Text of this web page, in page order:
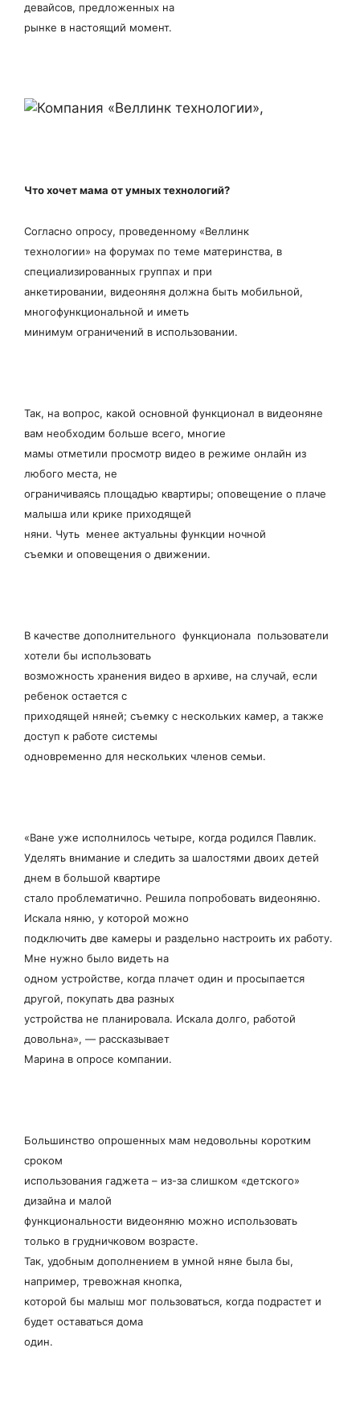
девайсов, предложенных на
рынке в настоящий момент.
Что хочет мама от умных технологий?
Согласно опросу, проведенному «Веллинк
технологии» на форумах по теме материнства, в
специализированных группах и при
анкетировании, видеоняня должна быть мобильной,
многофункциональной и иметь
минимум ограничений в использовании.
Так, на вопрос, какой основной функционал в видеоняне
вам необходим больше всего, многие
мамы отметили просмотр видео в режиме онлайн из
любого места, не
ограничиваясь площадью квартиры; оповещение о плаче
малыша или крике приходящей
няни. Чуть менее актуальны функции ночной
съемки и оповещения о движении.
В качестве дополнительного функционала пользователи
хотели бы использовать
возможность хранения видео в архиве, на случай, если
ребенок остается с
приходящей няней; съемку с нескольких камер, а также
доступ к работе системы
одновременно для нескольких членов семьи.
«Ване уже исполнилось четыре, когда родился Павлик.
Уделять внимание и следить за шалостями двоих детей
днем в большой квартире
стало проблематично. Решила попробовать видеоняню.
Искала няню, у которой можно
подключить две камеры и раздельно настроить их работу.
Мне нужно было видеть на
одном устройстве, когда плачет один и просыпается
другой, покупать два разных
устройства не планировала. Искала долго, работой
довольна», — рассказывает
Марина в опросе компании.
Большинство опрошенных мам недовольны коротким
сроком
использования гаджета – из-за слишком «детского»
дизайна и малой
функциональности видеоняню можно использовать
только в грудничковом возрасте.
Так, удобным дополнением в умной няне была бы,
например, тревожная кнопка,
которой бы малыш мог пользоваться, когда подрастет и
будет оставаться дома
один.